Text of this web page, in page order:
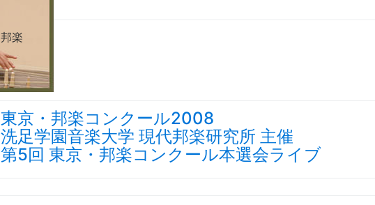
邦楽
東京・邦楽コンクール2008
洗足学園音楽大学 現代邦楽研究所 主催
第5回 東京・邦楽コンクール本選会ライブ